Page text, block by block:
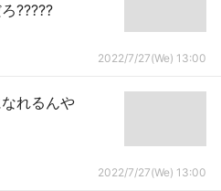
?????
2022/7/27(We) 13:00
れるんや
2022/7/27(We) 13:00